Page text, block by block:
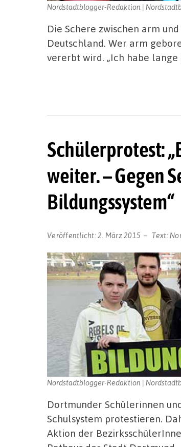
Nordstadtblogger-Redaktion |
Die Schere zwischen arm
Deutschland. Wer arm
vererbt wird. „Ich habe
Schülerprotest:
weiter. – Gegen
Bildungssystem“
Veröffentlicht:2. März 2015 Text:
Nordstadtblogger-Redaktion |
Dortmunder Schülerinnen
Schulsystem protestieren.
Aktion der